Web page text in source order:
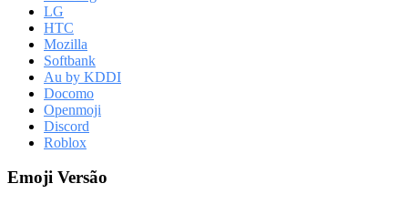
LG
HTC
Mozilla
Softbank
Au by KDDI
Docomo
Openmoji
Discord
Roblox
Emoji Versão